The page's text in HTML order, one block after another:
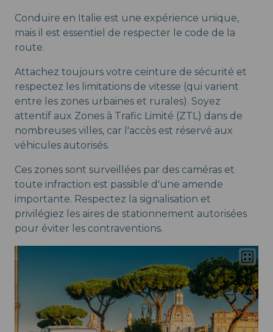
Conduire en Italie est une expérience unique,
mais il est essentiel de respecter le code de la
route.
Attachez toujours votre ceinture de sécurité et
respectez les limitations de vitesse (qui varient
entre les zones urbaines et rurales). Soyez
attentif aux Zones à Trafic Limité (ZTL) dans de
nombreuses villes, car l'accès est réservé aux
véhicules autorisés.
Ces zones sont surveillées par des caméras et
toute infraction est passible d'une amende
importante. Respectez la signalisation et
privilégiez les aires de stationnement autorisées
pour éviter les contraventions.